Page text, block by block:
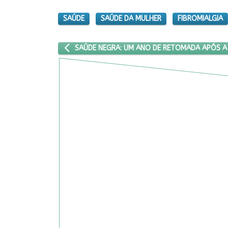
SAÚDE SAÚDE DA MULHER FIBROMIALGIA
ARTIGO ANTERIOR: SAÚDE NEGRA: UM ANO DE
SAÚDE NEGRA: UM ANO DE RETOMADA APÓS